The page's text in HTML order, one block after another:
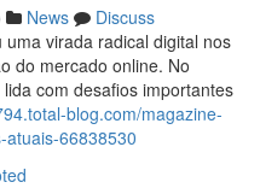
News
Discuss
virada radical digital nos
do mercado online. No
com desafios importantes
blog.com/magazine-
atuais-66838530